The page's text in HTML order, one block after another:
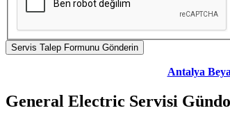
Antalya
General Electric Servisi